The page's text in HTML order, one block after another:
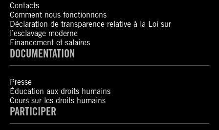
Contacts
Comment nous fonctionnons
Déclaration de transparence relative à la Loi sur
l’esclavage moderne
Financement et salaires
DOCUMENTATION
Presse
Éducation aux droits humains
Cours sur les droits humains
PARTICIPER